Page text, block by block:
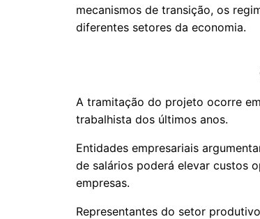
mecanismos de transição, os
diferentes setores da economia.
A tramitação do projeto ocorre
trabalhista dos últimos anos.
Entidades empresariais
de salários poderá elevar custos
empresas.
Representantes do setor